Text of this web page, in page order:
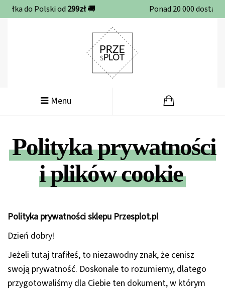
Ponad 20 000 dostarczonych ochraniaczy 🚀
Menu
Polityka prywatności
i plików cookie
Polityka prywatności sklepu Przesplot.pl
Dzień dobry!
Jeżeli tutaj trafiłeś, to niezawodny znak, że cenisz
swoją prywatność. Doskonale to rozumiemy, dlatego
przygotowaliśmy dla Ciebie ten dokument, w którym